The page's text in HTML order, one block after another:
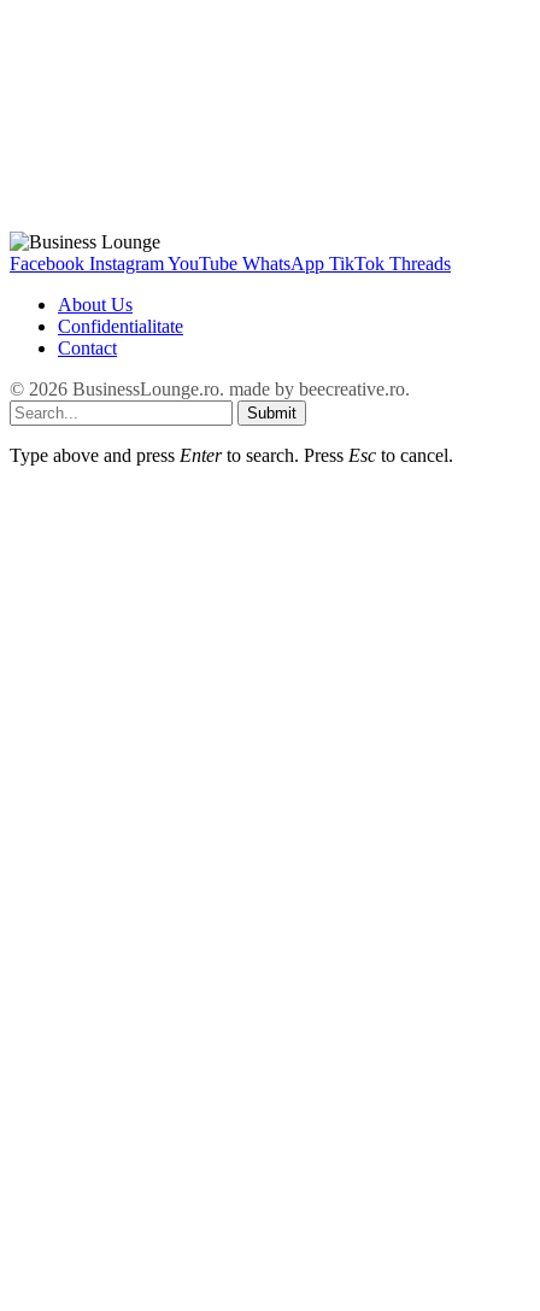
Facebook InstagramYouTube WhatsApp TikTok Threads
About Us
Confidentialitate
Contact
© 2026 BusinessLounge.ro. made by beecreative.ro.
Submit
Type above and press Enterto search. Press Esc to cancel.